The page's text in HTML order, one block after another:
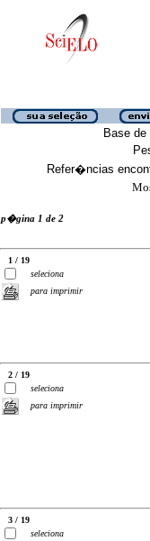
Base de
Refer�ncias
p�gina 1 de 2
1 / 19
seleciona
para imprimir
2 / 19
seleciona
para imprimir
3 / 19
seleciona